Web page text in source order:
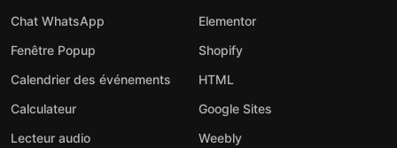
Chat WhatsApp
Fenêtre Popup
Calendrier des événements
Calculateur
Lecteur audio
Elementor
Shopify
HTML
Google Sites
Weebly